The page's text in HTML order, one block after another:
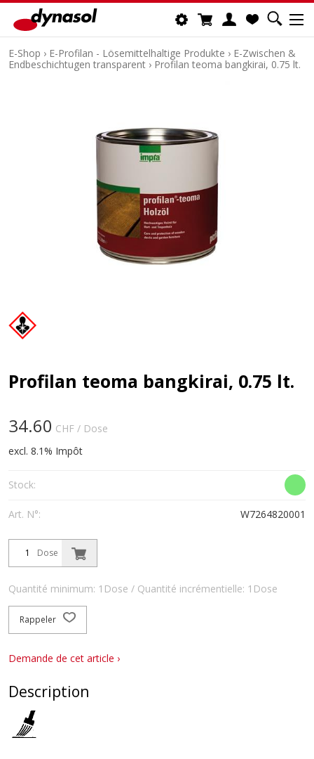
E-Shop › E-Profilan - Lösemittelhaltige Produkte › E-Zwischen &
Endbeschichtugen transparent › Profilan teoma bangkirai, 0.75 lt.
Profilan teoma bangkirai, 0.75 lt.
34.60 CHF / Dose
excl. 8.1% Impôt
Stock:
Art. N°: W7264820001
Dose
Quantité minimum: 1Dose / Quantité incrémentielle: 1Dose
Rappeler
Demande de cet article ›
Description